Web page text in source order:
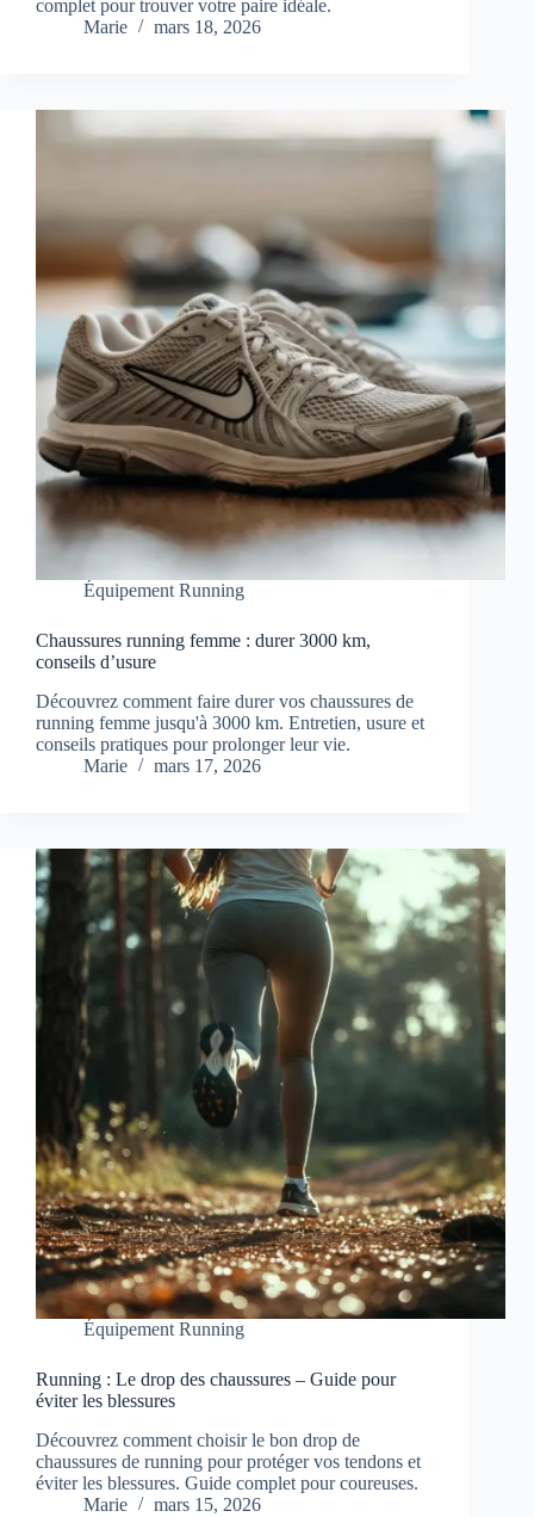
complet pour trouver votre paire idéale.
Marie
mars 18, 2026
Équipement Running
Chaussures running femme : durer 3000 km,
conseils d’usure
Découvrez comment faire durer vos chaussures de
running femme jusqu'à 3000 km. Entretien, usure et
conseils pratiques pour prolonger leur vie.
Marie
mars 17, 2026
Équipement Running
Running : Le drop des chaussures – Guide pour
éviter les blessures
Découvrez comment choisir le bon drop de
chaussures de running pour protéger vos tendons et
éviter les blessures. Guide complet pour coureuses.
Marie
mars 15, 2026